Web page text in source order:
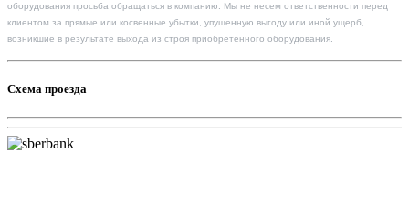
оборудования просьба обращаться в компанию. Мы не несем ответственности перед
клиентом за прямые или косвенные убытки, упущенную выгоду или иной ущерб,
возникшие в результате выхода из строя приобретенного оборудования.
Схема проезда